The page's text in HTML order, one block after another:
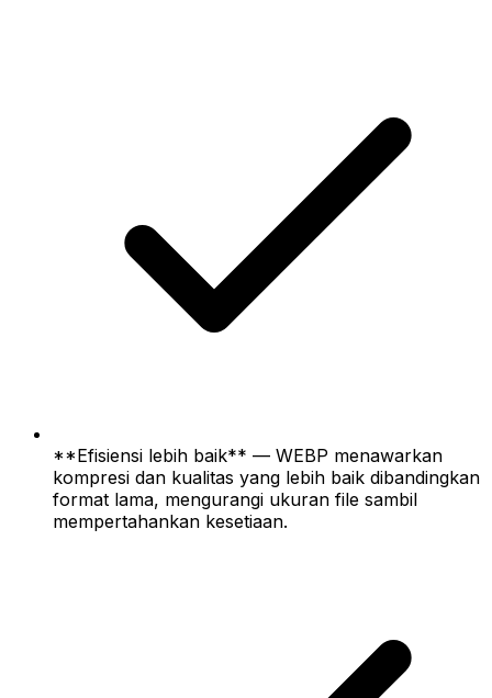
**Efisiensi lebih baik** — WEBP menawarkan
kompresi dan kualitas yang lebih baik dibandingkan
format lama, mengurangi ukuran file sambil
mempertahankan kesetiaan.